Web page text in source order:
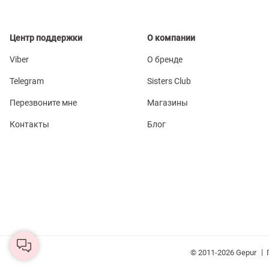
Центр поддержки
Viber
Telegram
Перезвоните мне
Контакты
О компании
О бренде
Sisters Club
Магазины
Блог
© 2011-2026 Gepur |